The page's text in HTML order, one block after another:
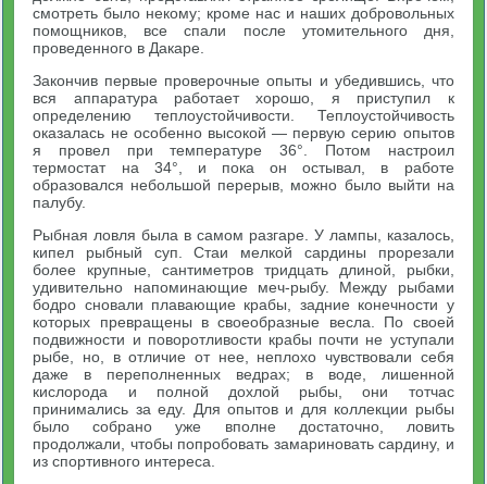
смотреть было некому; кроме нас и наших добровольных
помощников, все спали после утомительного дня,
проведенного в Дакаре.
Закончив первые проверочные опыты и убедившись, что
вся аппаратура работает хорошо, я приступил к
определению теплоустойчивости. Теплоустойчивость
оказалась не особенно высокой — первую серию опытов
я провел при температуре 36°. Потом настроил
термостат на 34°, и пока он остывал, в работе
образовался небольшой перерыв, можно было выйти на
палубу.
Рыбная ловля была в самом разгаре. У лампы, казалось,
кипел рыбный суп. Стаи мелкой сардины прорезали
более крупные, сантиметров тридцать длиной, рыбки,
удивительно напоминающие меч-рыбу. Между рыбами
бодро сновали плавающие крабы, задние конечности у
которых превращены в своеобразные весла. По своей
подвижности и поворотливости крабы почти не уступали
рыбе, но, в отличие от нее, неплохо чувствовали себя
даже в переполненных ведрах; в воде, лишенной
кислорода и полной дохлой рыбы, они тотчас
принимались за еду. Для опытов и для коллекции рыбы
было собрано уже вполне достаточно, ловить
продолжали, чтобы попробовать замариновать сардину, и
из спортивного интереса.